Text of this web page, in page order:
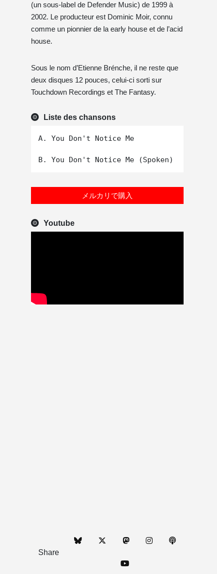
(un sous-label de Defender Music) de 1999 à
2002. Le producteur est Dominic Moir, connu
comme un pionnier de la early house et de l’acid
house.
Sous le nom d’Etienne Brénche, il ne reste que
deux disques 12 pouces, celui-ci sorti sur
Touchdown Recordings et The Fantasy.
Liste des chansons
A. You Don't Notice Me
メルカリで購入
Youtube
Share